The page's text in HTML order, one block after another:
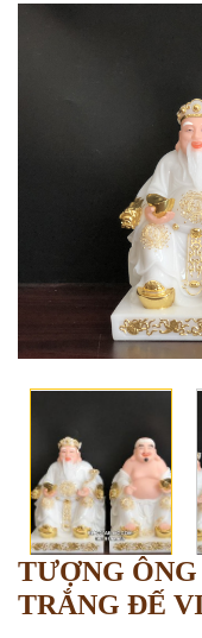
TƯỢNG
TRẮNG ĐẾ